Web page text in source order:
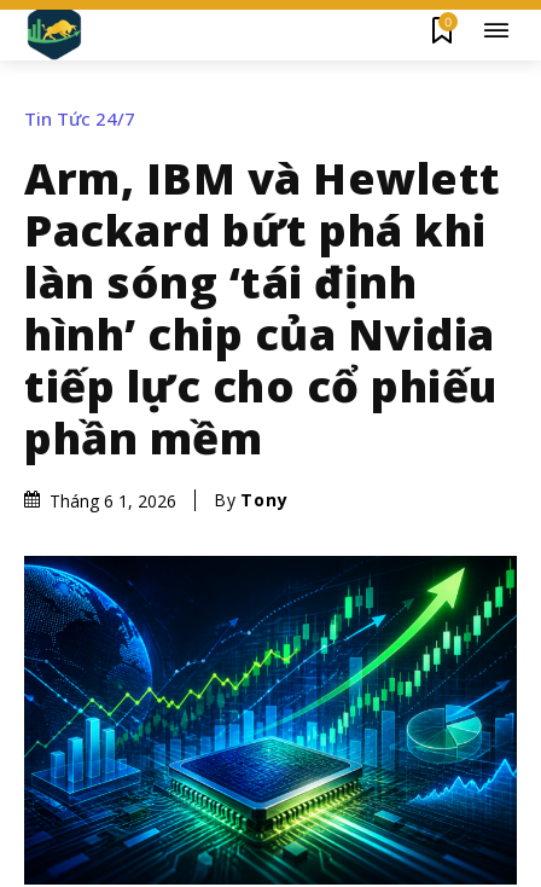
0
Tin Tức 24/7
Arm, IBM và Hewlett
Packard bứt phá khi
làn sóng ‘tái định
hình’ chip của Nvidia
tiếp lực cho cổ phiếu
phần mềm
Tháng 6 1, 2026 By Tony